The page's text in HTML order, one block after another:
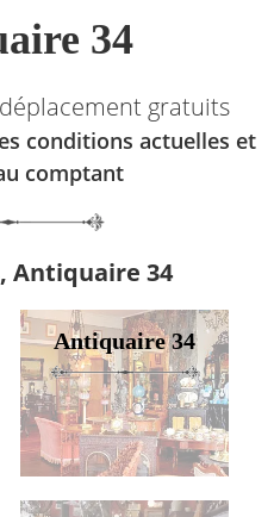
34
gratuits
conditions actuelles et
comptant
Antiquaire 34
Antiquaire 34